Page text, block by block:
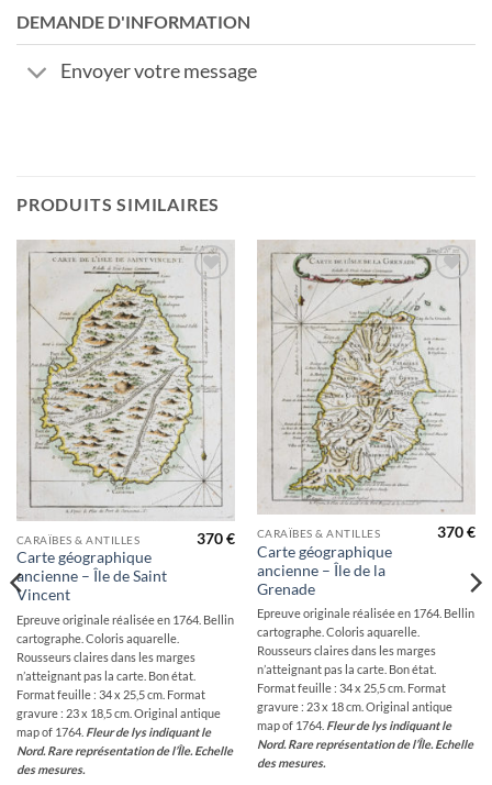
DEMANDE D'INFORMATION
Envoyer votre message
PRODUITS SIMILAIRES
Ajouter
à la
wishlist
CARAÏBES & ANTILLES
Carte géographique
ancienne – Île de Saint
Vincent
370€
Epreuve originale réalisée en 1764. Bellin
cartographe. Coloris aquarelle.
Rousseurs claires dans les marges
n’atteignant pas la carte. Bon état.
Format feuille : 34 x 25,5 cm. Format
gravure : 23 x 18,5 cm. Original antique
map of 1764. Fleur de lys indiquant le
Nord. Rare représentation de l’Île. Echelle
des mesures.
Ajouter
à la
wishlist
CARAÏBES & ANTILLES
Carte géographique
ancienne – Île de la
Grenade
370€
Epreuve originale réalisée en 1764. Bellin
cartographe. Coloris aquarelle.
Rousseurs claires dans les marges
n’atteignant pas la carte. Bon état.
Format feuille : 34 x 25,5 cm. Format
gravure : 23 x 18 cm. Original antique
map of 1764. Fleur de lys indiquant le
Nord. Rare représentation de l’Île. Echelle
des mesures.